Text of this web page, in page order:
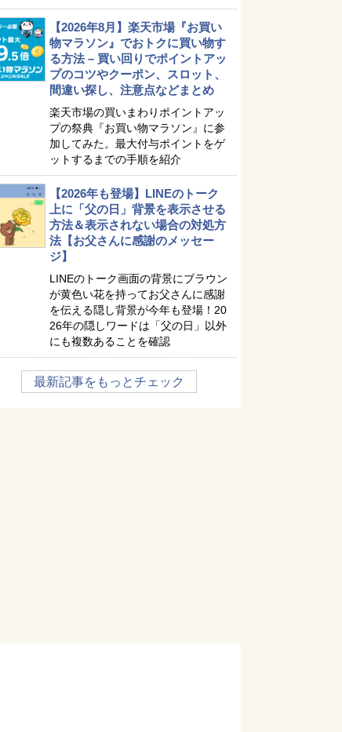
【2026年8月】楽天市場『お買い
物マラソン』でおトクに買い物す
る方法 – 買い回りでポイントアッ
プのコツやクーポン、スロット、
間違い探し、注意点などまとめ
楽天市場の買いまわりポイントアッ
プの祭典『お買い物マラソン』に参
加してみた。最大付与ポイントをゲ
ットするまでの手順を紹介
【2026年も登場】LINEのトーク
上に「父の日」背景を表示させる
方法＆表示されない場合の対処方
法【お父さんに感謝のメッセー
ジ】
LINEのトーク画面の背景にブラウン
が黄色い花を持ってお父さんに感謝
を伝える隠し背景が今年も登場！20
26年の隠しワードは「父の日」以外
にも複数あることを確認
最新記事をもっとチェック